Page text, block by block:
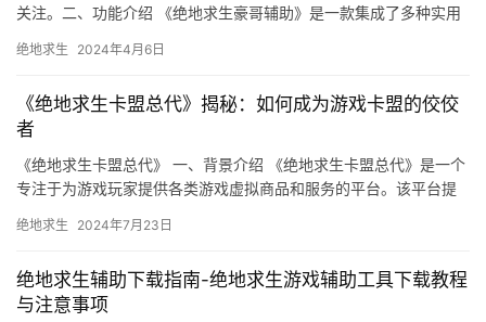
关注。二、功能介绍 《绝地求生豪哥辅助》是一款集成了多种实用
绝地求生 2024年4月6日
《绝地求生卡盟总代》揭秘：如何成为游戏卡盟的佼佼
者
《绝地求生卡盟总代》 一、背景介绍 《绝地求生卡盟总代》是一个
专注于为游戏玩家提供各类游戏虚拟商品和服务的平台。该平台提
绝地求生 2024年7月23日
绝地求生辅助下载指南-绝地求生游戏辅助工具下载教程
与注意事项